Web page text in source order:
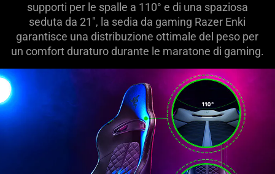
supporti per le spalle a 110° e di una spaziosa
seduta da 21", la sedia da gaming Razer Enki
garantisce una distribuzione ottimale del peso per
un comfort duraturo durante le maratone di gaming.